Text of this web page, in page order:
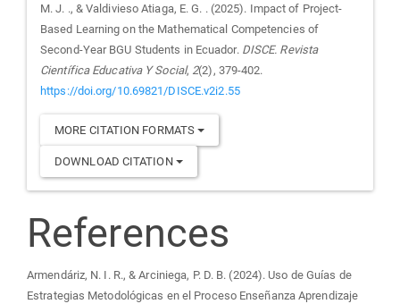
M. J. ., & Valdivieso Atiaga, E. G. . (2025). Impact of Project-
Based Learning on the Mathematical Competencies of
Second-Year BGU Students in Ecuador. DISCE. Revista
Científica Educativa Y Social, 2(2), 379-402.
https://doi.org/10.69821/DISCE.v2i2.55
MORE CITATION FORMATS
DOWNLOAD CITATION
References
Armendáriz, N. I. R., & Arciniega, P. D. B. (2024). Uso de Guías de
Estrategias Metodológicas en el Proceso Enseñanza Aprendizaje